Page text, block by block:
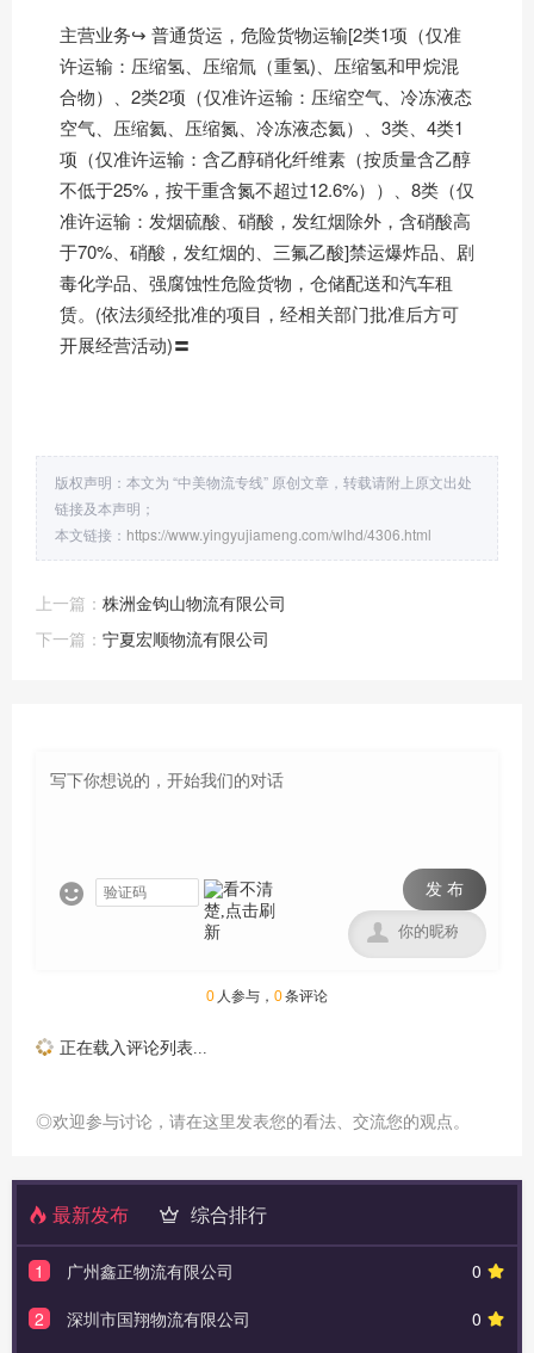
主营业务↪ 普通货运，危险货物运输[2类1项（仅准
许运输：压缩氢、压缩氚（重氢)、压缩氢和甲烷混
合物）、2类2项（仅准许运输：压缩空气、冷冻液态
空气、压缩氦、压缩氮、冷冻液态氦）、3类、4类1
项（仅准许运输：含乙醇硝化纤维素（按质量含乙醇
不低于25%，按干重含氮不超过12.6%））、8类（仅
准许运输：发烟硫酸、硝酸，发红烟除外，含硝酸高
于70%、硝酸，发红烟的、三氟乙酸]禁运爆炸品、剧
毒化学品、强腐蚀性危险货物，仓储配送和汽车租
赁。(依法须经批准的项目，经相关部门批准后方可
开展经营活动)〓
版权声明：本文为 “中美物流专线” 原创文章，转载请附上原文出处
链接及本声明；
本文链接： https://www.yingyujiameng.com/wlhd/4306.html
上一篇： 株洲金钩山物流有限公司
下一篇： 宁夏宏顺物流有限公司
 发 布

0 人参与， 0条评论
正在载入评论列表...
◎欢迎参与讨论，请在这里发表您的看法、交流您的观点。
最新发布 综合排行
0
1
广州鑫正物流有限公司
0
2
深圳市国翔物流有限公司